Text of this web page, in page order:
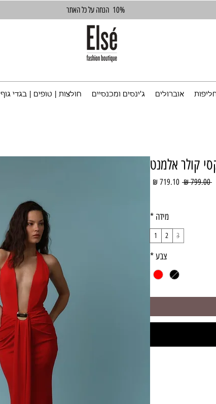
10% הנחה על כל האתר
אוברולים ג'ינסים ומכנסיים חולצות | טופים | בגדי גוף
קולר אלמנט
‏799.00 ‏₪
מחיר
מידה *
3
2
1
צבע*